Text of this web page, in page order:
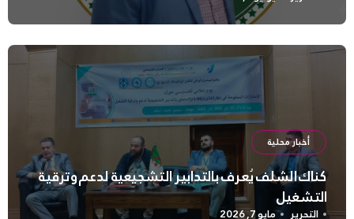
أخبار محلية
كناك الشلف يُعرف بالتدابير التشجيعية لدعم وترقية
التشغيل
التحرير مايو 7, 2026